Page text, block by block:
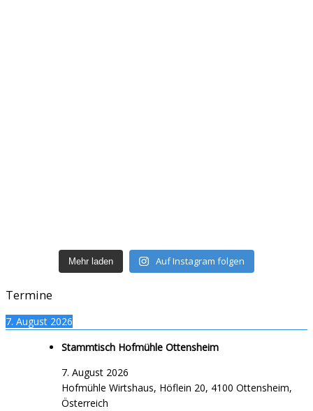
Mehr laden Auf Instagram folgen
Termine
7. August 2026
Stammtisch Hofmühle Ottensheim
7. August 2026
Hofmühle Wirtshaus, Höflein 20, 4100 Ottensheim,
Österreich